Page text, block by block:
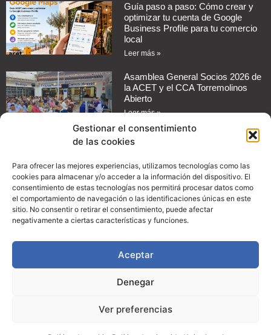
Gestionar el consentimiento
de las cookies
Para ofrecer las mejores experiencias, utilizamos tecnologías como las
cookies para almacenar y/o acceder a la información del dispositivo. El
consentimiento de estas tecnologías nos permitirá procesar datos como
el comportamiento de navegación o las identificaciones únicas en este
sitio. No consentir o retirar el consentimiento, puede afectar
negativamente a ciertas características y funciones.
Aceptar
Denegar
Ver preferencias
Guía paso a paso: Cómo crear y
optimizar tu cuenta de Google
Business Profile para tu comercio
local
Leer más »
Asamblea General Socios 2026 de
la ACET y el CCA Torremolinos
Abierto
Leer más »
Cómo automatizar mensajes de
tu negocio
Leer más »
Guía práctica: Cómo configurar
promociones en Instagram para
comercio
Leer más »